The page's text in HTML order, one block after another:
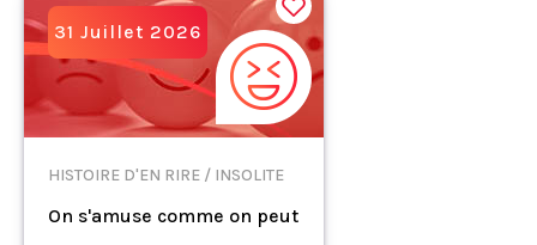
31 Juillet 2026
HISTOIRE D'EN RIRE / INSOLITE
On s'amuse comme on peut